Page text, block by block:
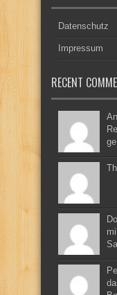
Datenschutz
Impressum
RECENT